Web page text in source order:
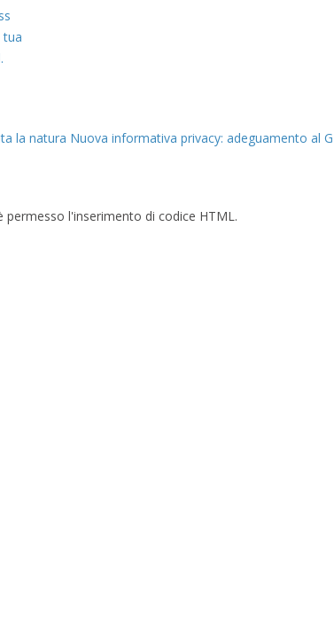
tua
la natura Nuova informativa privacy: adeguamento al
l'inserimento di codice HTML.